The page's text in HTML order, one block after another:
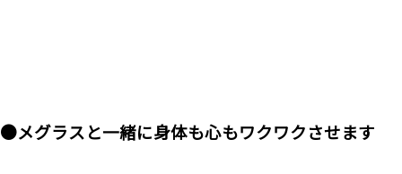
●メグラスと一緒に身体も心もワクワクさせます